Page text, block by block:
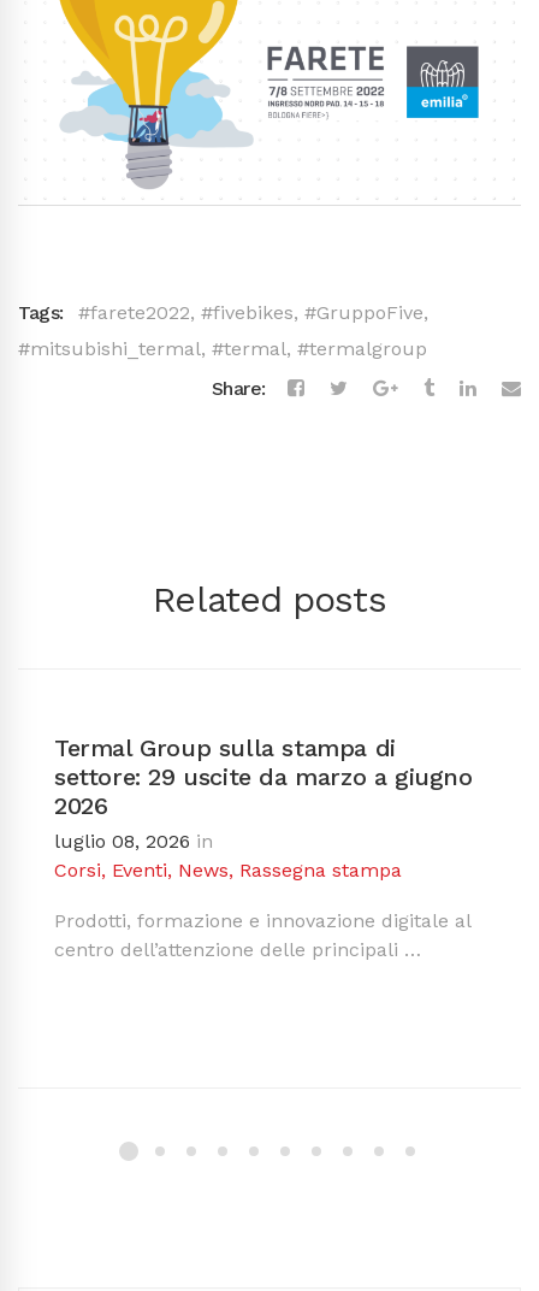
Tags: #farete2022, #fivebikes, #GruppoFive,
#mitsubishi_termal, #termal, #termalgroup
Share:
Related posts
Termal Group sulla stampa di
settore: 29 uscite da marzo a giugno
2026
luglio 08, 2026 in
Corsi, Eventi, News, Rassegna stampa
Prodotti, formazione e innovazione digitale al
centro dell’attenzione delle principali …